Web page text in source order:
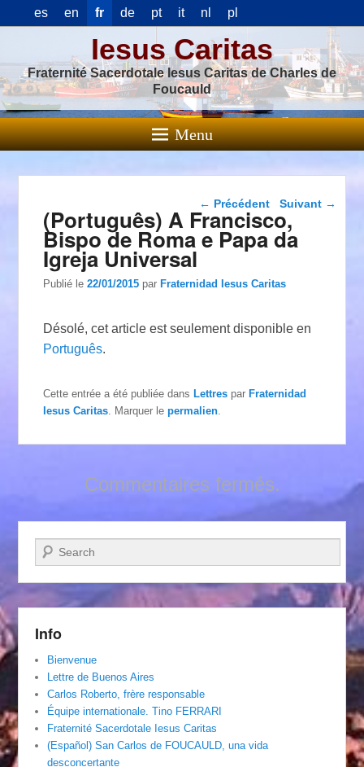
es en fr de pt it nl pl
Iesus Caritas
Fraternité Sacerdotale Iesus Caritas de Charles de
Foucauld
Menu
Navigation dans les
← Précédent Suivant →
(Português) A Francisco,
Bispo de Roma e Papa da
Igreja Universal
Publié le22/01/2015 parFraternidad Iesus Caritas
Désolé, cet article est seulement disponible en
Português.
Cette entrée a été publiée dansLettres parFraternidad
Iesus Caritas . Marquer lepermalien
Commentaires fermés.
Recherche
Info
Bienvenue
Lettre de Buenos Aires
Carlos Roberto, frère responsable
Équipe internationale. Tino FERRARI
Fraternité Sacerdotale Iesus Caritas
(Español) San Carlos de FOUCAULD, una vida
desconcertante